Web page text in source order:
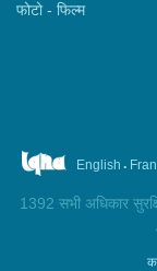
फोटो - फिल्म
English .
1392 सभी अधिकार